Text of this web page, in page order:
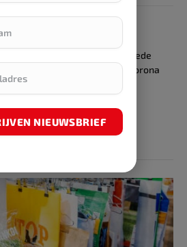
Percentage gerecyclede
verpakkingen door corona
doelstellingen
NIEUWSBRIEF